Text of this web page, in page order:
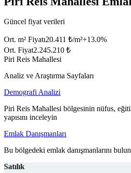
Güncel fiyat verileri
Ort. m² Fiyatı20.411 ₺/m²+13.0%
Ort. Fiyat2.245.210 ₺
Piri Reis Mahallesi
Analiz ve Araştırma Sayfaları
Demografi Analizi
Piri Reis Mahallesi bölgesinin nüfus,
yapısını inceleyin
Emlak Danışmanları
Bu bölgedeki emlak danışmanlarını bulun
Satılık